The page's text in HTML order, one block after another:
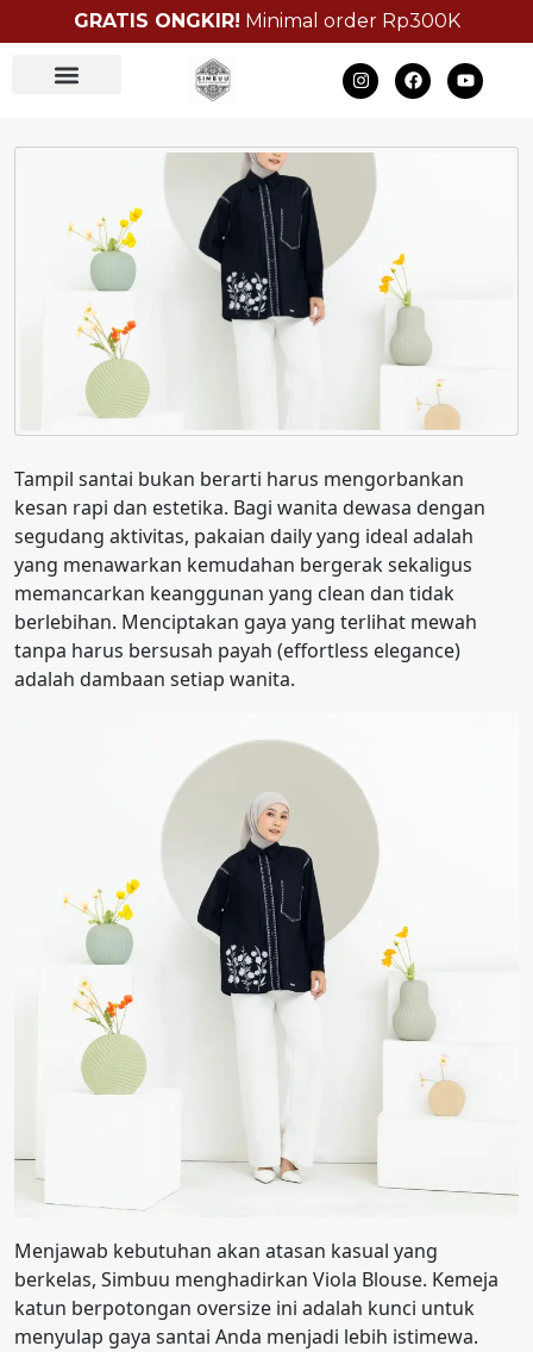
GRATIS ONGKIR! Minimal order Rp300K
Tampil santai bukan berarti harus mengorbankan
kesan rapi dan estetika. Bagi wanita dewasa dengan
segudang aktivitas, pakaian daily yang ideal adalah
yang menawarkan kemudahan bergerak sekaligus
memancarkan keanggunan yang clean dan tidak
berlebihan. Menciptakan gaya yang terlihat mewah
tanpa harus bersusah payah (effortless elegance)
adalah dambaan setiap wanita.
Menjawab kebutuhan akan atasan kasual yang
berkelas, Simbuu menghadirkan Viola Blouse. Kemeja
katun berpotongan oversize ini adalah kunci untuk
menyulap gaya santai Anda menjadi lebih istimewa.